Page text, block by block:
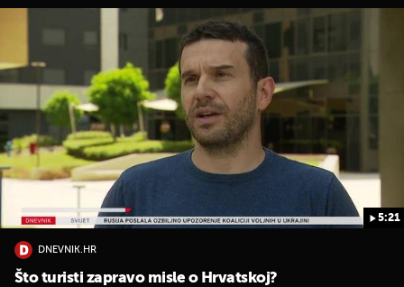
5:21
DNEVNIK.HR
Što turisti zapravo misle o Hrvatskoj?